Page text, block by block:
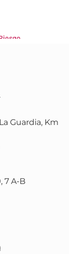
National Park Kaa Iya of the Great Chaco. (Spanish-Eng Subtit)
Guardia, Km
7 A-B